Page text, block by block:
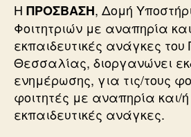
Η ΠΡΟΣΒΑΣΗ, Δομή
Φοιτητριών με αναπηρία
εκπαιδευτικές ανάγκες του
Θεσσαλίας, διοργανώνει
ενημέρωσης, για τις/τους
φοιτητές με αναπηρία και/ή
εκπαιδευτικές ανάγκες.